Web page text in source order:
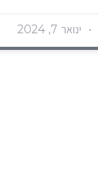
ינואר 7, 2024